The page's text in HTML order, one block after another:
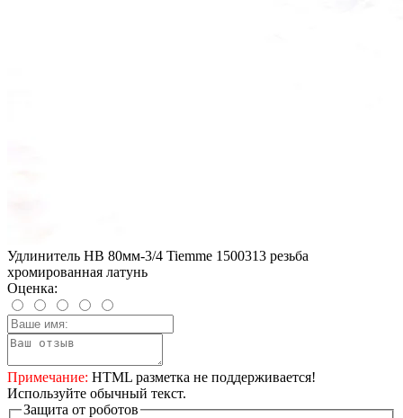
Удлинитель НВ 80мм-3/4 Tiemme 1500313 резьба
хромированная латунь
Оценка:
Примечание: HTML разметка не поддерживается!
Используйте обычный текст.
Защита от роботов